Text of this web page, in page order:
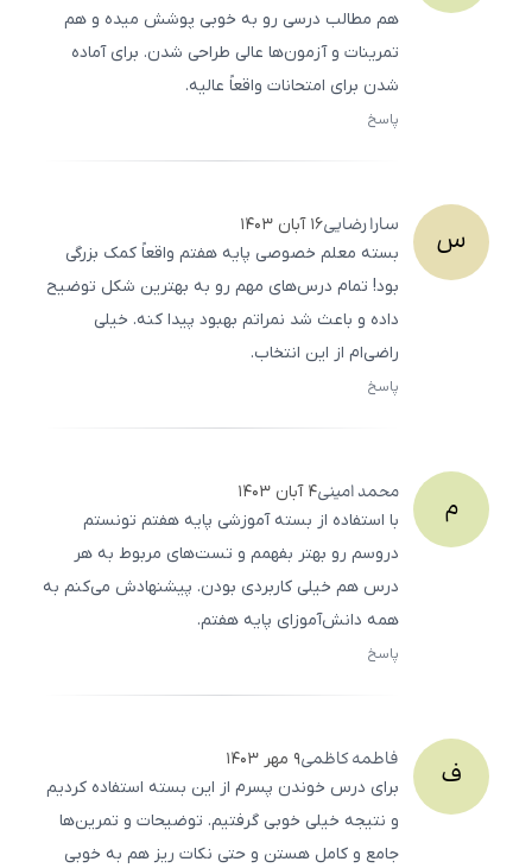
هم مطالب درسی رو به خوبی پوشش میده و هم
تمرینات و آزمون‌ها عالی طراحی شدن. برای آماده
شدن برای امتحانات واقعاً عالیه.
پاسخ
س سارارضایی۱۶ آبان ۱۴۰۳
بسته معلم خصوصی پایه هفتم واقعاً کمک بزرگی
بود! تمام درس‌های مهم رو به بهترین شکل توضیح
داده و باعث شد نمراتم بهبود پیدا کنه. خیلی
راضی‌ام از این انتخاب.
پاسخ
م محمدامینی۴ آبان ۱۴۰۳
با استفاده از بسته آموزشی پایه هفتم تونستم
دروسم رو بهتر بفهمم و تست‌های مربوط به هر
درس هم خیلی کاربردی بودن. پیشنهادش می‌کنم به
همه دانش‌آموزای پایه هفتم.
پاسخ
ف فاطمهکاظمی۹ مهر ۱۴۰۳
برای درس خوندن پسرم از این بسته استفاده کردیم
و نتیجه خیلی خوبی گرفتیم. توضیحات و تمرین‌ها
جامع و کامل هستن و حتی نکات ریز هم به خوبی